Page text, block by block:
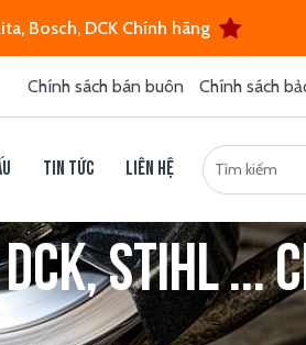
Bosch, DCK Chính hãng
Chính sách bán buôn Chính sách
Tin tức Liên hệ
Stihl